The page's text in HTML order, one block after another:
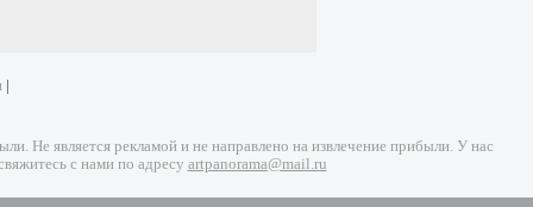
Не является рекламой и не направлено на извлечение прибыли. У нас
с нами по адресу artpanorama@mail.ru